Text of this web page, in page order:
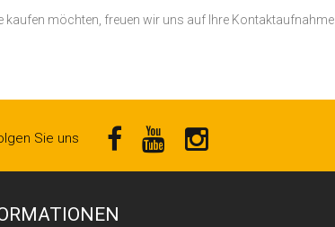
möchten, freuen wir uns auf Ihre Kontaktaufnahme.
Sie uns